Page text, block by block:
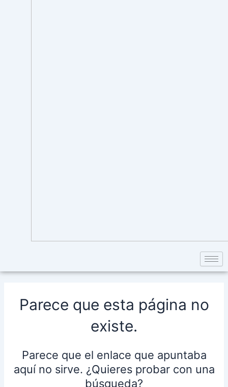
Parece que esta página no
existe.
Parece que el enlace que apuntaba
aquí no sirve. ¿Quieres probar con una
búsqueda?